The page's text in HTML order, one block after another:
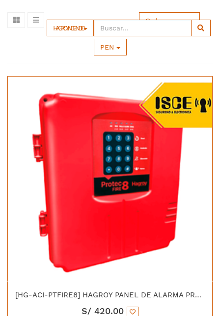
HAGROY INCENDIO
PEN
Ordenar por
[HG-ACI-PTFIRE8] HAGROY PANEL DE ALARMA PROTEC FIRE 8 SMD/THD
S/ 420.00